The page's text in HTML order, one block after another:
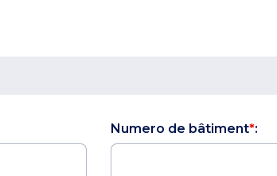
Numero de bâtiment*: